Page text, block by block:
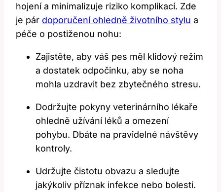
hojení a minimalizuje riziko komplikací. Zde
je pár doporučení ohledně životního stylu a
péče o postiženou nohu:
Zajistěte, aby váš pes měl klidový režim
a dostatek odpočinku, aby se noha
mohla uzdravit bez zbytečného stresu.
Dodržujte pokyny veterinárního lékaře
ohledně užívání léků a omezení
pohybu. Dbáte na pravidelné návštěvy
kontroly.
Udržujte čistotu obvazu a sledujte
jakýkoliv příznak infekce nebo bolesti.